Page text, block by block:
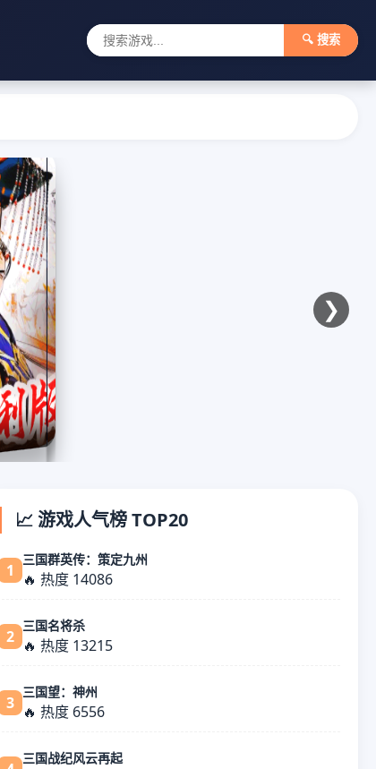
🔍 搜索
潮汐守望者
曙光英雄
❯
📈 游戏人气榜 TOP20
1
三国群英传：策定九州
🔥 热度 14086
2
三国名将杀
🔥 热度 13215
3
三国望：神州
🔥 热度 6556
三国战纪风云再起